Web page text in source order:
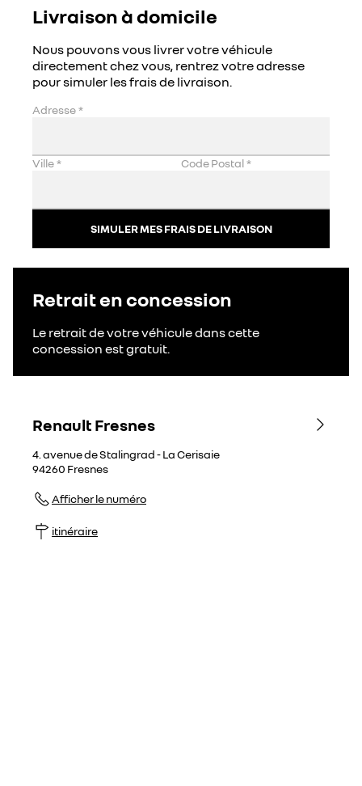
Livraison à domicile
Nous pouvons vous livrer votre véhicule
directement chez vous, rentrez votre adresse
pour simuler les frais de livraison.
Adresse*
Ville* Code Postal*
SIMULER MES FRAIS DE LIVRAISON
Retrait en concession
Le retrait de votre véhicule dans cette
concession est gratuit.
Renault Fresnes
4. avenue de Stalingrad - La Cerisaie
94260 Fresnes
Afficher le numéro
itinéraire